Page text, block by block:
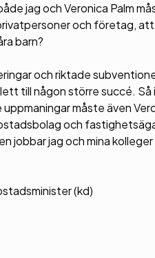
jag och Veronica Palm
och företag,
barn?
och riktade
till någon större succé.
måste även
och
jobbar jag och mina
(kd)